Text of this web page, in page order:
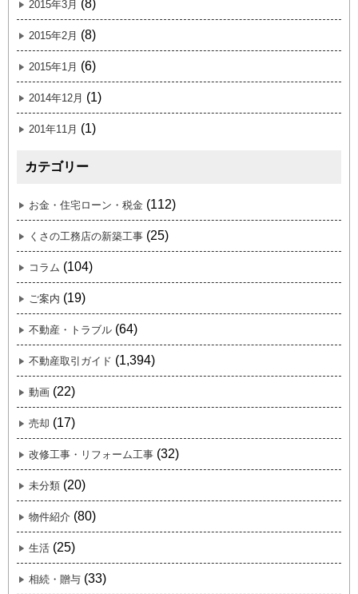
2015年3月 (8)
2015年2月 (8)
2015年1月 (6)
2014年12月 (1)
201年11月 (1)
カテゴリー
お金・住宅ローン・税金 (112)
くさの工務店の新築工事 (25)
コラム (104)
ご案内 (19)
不動産・トラブル (64)
不動産取引ガイド (1,394)
動画 (22)
売却 (17)
改修工事・リフォーム工事 (32)
未分類 (20)
物件紹介 (80)
生活 (25)
相続・贈与 (33)